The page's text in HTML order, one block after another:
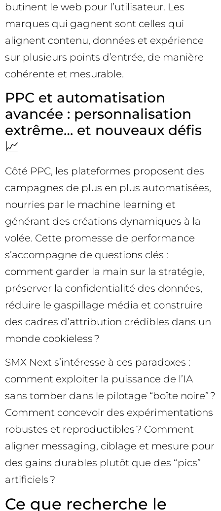
butinent le web pour l’utilisateur. Les
marques qui gagnent sont celles qui
alignent contenu, données et expérience
sur plusieurs points d’entrée, de manière
cohérente et mesurable.
PPC et automatisation
avancée : personnalisation
extrême… et nouveaux défis
📈
Côté PPC, les plateformes proposent des
campagnes de plus en plus automatisées,
nourries par le machine learning et
générant des créations dynamiques à la
volée. Cette promesse de performance
s’accompagne de questions clés :
comment garder la main sur la stratégie,
préserver la confidentialité des données,
réduire le gaspillage média et construire
des cadres d’attribution crédibles dans un
monde cookieless ?
SMX Next s’intéresse à ces paradoxes :
comment exploiter la puissance de l’IA
sans tomber dans le pilotage “boîte noire” ?
Comment concevoir des expérimentations
robustes et reproductibles ? Comment
aligner messaging, ciblage et mesure pour
des gains durables plutôt que des “pics”
artificiels ?
Ce que recherche le